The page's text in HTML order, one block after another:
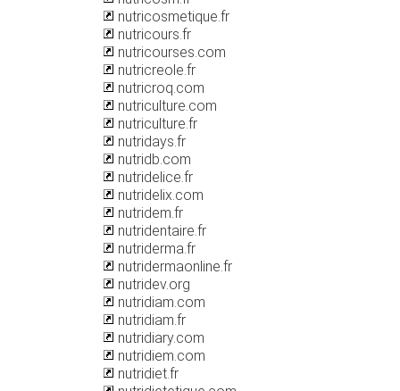
nutricosmetique.fr
nutricours.fr
nutricourses.com
nutricreole.fr
nutricroq.com
nutriculture.com
nutriculture.fr
nutridays.fr
nutridb.com
nutridelice.fr
nutridelix.com
nutridem.fr
nutridentaire.fr
nutriderma.fr
nutridermaonline.fr
nutridev.org
nutridiam.com
nutridiam.fr
nutridiary.com
nutridiem.com
nutridiet.fr